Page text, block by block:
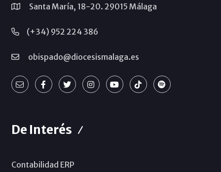
Santa María, 18-20. 29015 Málaga
(+34) 952 224 386
obispado@diocesismalaga.es
De Interés
Contabilidad ERP